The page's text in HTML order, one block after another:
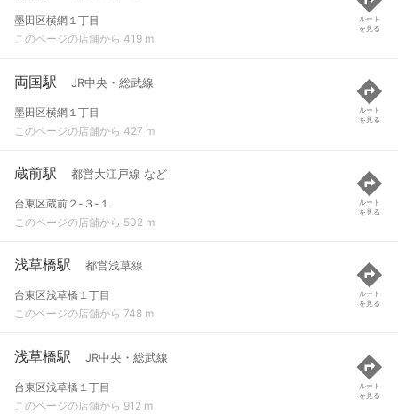
墨田区横網１丁目
このページの店舗から 419 m
ルート
を見る
両国駅 JR中央・総武線
墨田区横網１丁目
このページの店舗から 427 m
ルート
を見る
蔵前駅 都営大江戸線 など
台東区蔵前２-３-１
このページの店舗から 502 m
ルート
を見る
浅草橋駅 都営浅草線
台東区浅草橋１丁目
このページの店舗から 748 m
ルート
を見る
浅草橋駅 JR中央・総武線
台東区浅草橋１丁目
このページの店舗から 912 m
ルート
を見る